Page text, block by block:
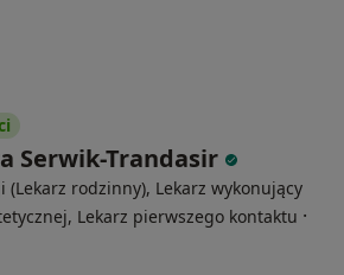
Serwik-Trandasir
(Lekarz rodzinny), Lekarz wykonujący
Lekarz pierwszego kontaktu ·